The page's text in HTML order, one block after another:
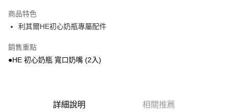
街口支付
ATM付款
商品特色
利其爾HE初心奶瓶專屬配件
銷售重點
●HE 初心奶瓶 寬口奶嘴 (2入)
詳細說明 相關推薦